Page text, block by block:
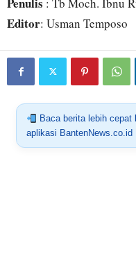
: Tb Moch. Ibnu
Editor: Usman Temposo
Baca berita lebih cepat
aplikasi BantenNews.co.id